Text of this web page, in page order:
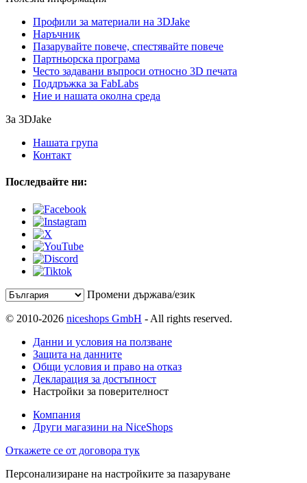
Профили за материали на 3DJake
Наръчник
Пазарувайте повече, спестявайте повече
Партньорска програма
Често задавани въпроси относно 3D печата
Поддръжка за FabLabs
Ние и нашата околна среда
За 3DJake
Нашата група
Контакт
Последвайте ни:
Промени държава/език
© 2010-2026 niceshops GmbH - All rights reserved.
Данни и условия на ползване
Защита на данните
Общи условия и право на отказ
Декларация за достъпност
Настройки за поверителност
Компания
Други магазини на NiceShops
Откажете се от договора тук
Персонализиране на настройките за пазаруване